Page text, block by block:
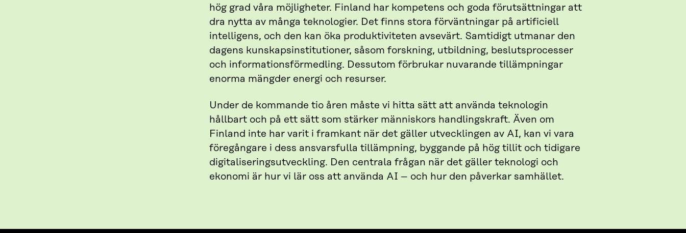
hög grad våra möjligheter. Finland har kompetens och goda förutsättningar att
dra nytta av många teknologier. Det finns stora förväntningar på artificiell
intelligens, och den kan öka produktiviteten avsevärt. Samtidigt utmanar den
dagens kunskapsinstitutioner, såsom forskning, utbildning, beslutsprocesser
och informationsförmedling. Dessutom förbrukar nuvarande tillämpningar
enorma mängder energi och resurser.
Under de kommande tio åren måste vi hitta sätt att använda teknologin
hållbart och på ett sätt som stärker människors handlingskraft. Även om
Finland inte har varit i framkant när det gäller utvecklingen av AI, kan vi vara
föregångare i dess ansvarsfulla tillämpning, byggande på hög tillit och tidigare
digitaliseringsutveckling. Den centrala frågan när det gäller teknologi och
ekonomi är hur vi lär oss att använda AI – och hur den påverkar samhället.